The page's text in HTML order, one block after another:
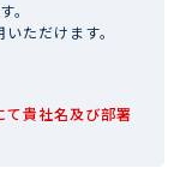
。
ただけます。
て貴社名及び部署